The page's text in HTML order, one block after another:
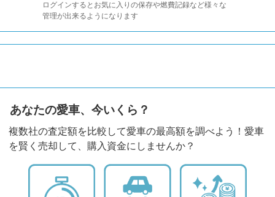
ログインするとお気に入りの保存や燃費記録など様々な
管理が出来るようになります
あなたの愛車、今いくら？
複数社の査定額を比較して愛車の最高額を調べよう！愛車
を賢く売却して、購入資金にしませんか？